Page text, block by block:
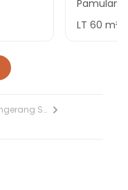
LT 60 m²
Kota Tangerang Selatan